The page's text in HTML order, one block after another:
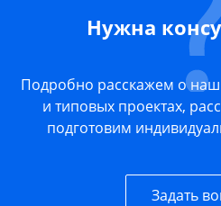
Нужна
Подробно расскажем о
и типовых проектах,
подготовим
Задать